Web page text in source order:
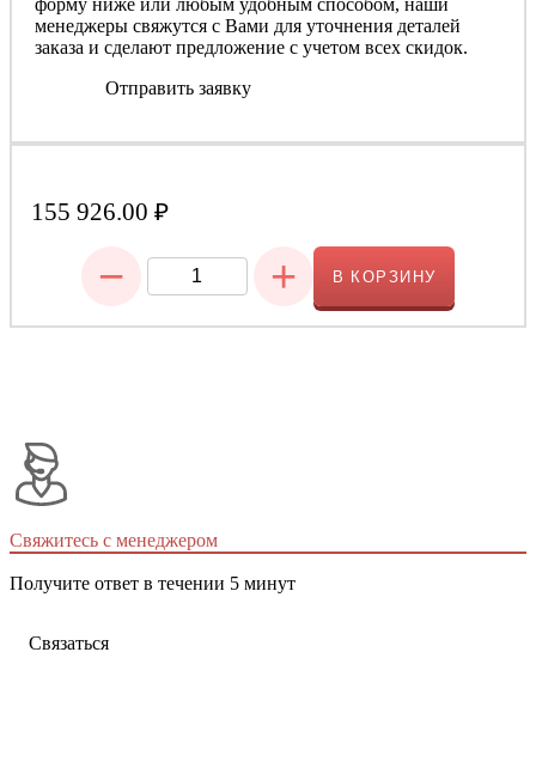
форму ниже или любым удобным способом, наши
менеджеры свяжутся с Вами для уточнения деталей
заказа и сделают предложение с учетом всех скидок.
Отправить заявку
155 926.00 ₽
− + В КОРЗИНУ
Свяжитесь с менеджером
Получите ответ в течении 5 минут
Связаться